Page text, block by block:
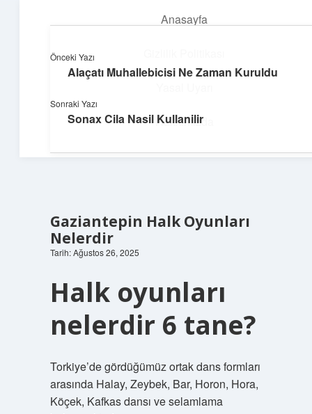
Anasayfa
Hakkımızda
Huzurlu Yaşam Tüyoları
Hayatına ferahlık katan öneriler!
Gaziantepin Halk Oyunları
Nelerdir
Tarih: Ağustos 26, 2025
Halk oyunları
nelerdir 6 tane?
Torkiye’de gördüğümüz ortak dans formları
arasında Halay, Zeybek, Bar, Horon, Hora,
Köçek, Kafkas dansı ve selamlama
Önceki Yazı
Alaçatı Muhallebicisi Ne Zaman Kuruldu
Sonraki Yazı
Sonax Cila Nasil Kullanilir